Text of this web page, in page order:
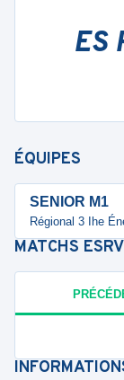
ES
ÉQUIPES
SENIOR M1
Régional 3 Ihe
MATCHS